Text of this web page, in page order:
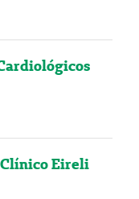
Clínico Eireli